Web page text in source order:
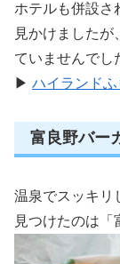
ホテルも併設さ
見かけましたが
ていませんでし
▶︎ ハイランド
富良野バー
温泉でスッキリ
見つけたのは「